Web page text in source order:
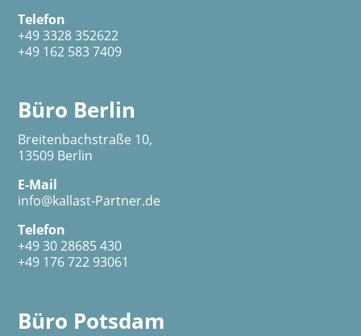
Telefon
+49 3328 352622
+49 162 583 7409
Büro Berlin
Breitenbachstraße 10,
13509 Berlin
E-Mail
info@kallast-Partner.de
Telefon
+49 30 28685 430
+49 176 722 93061
Büro Potsdam